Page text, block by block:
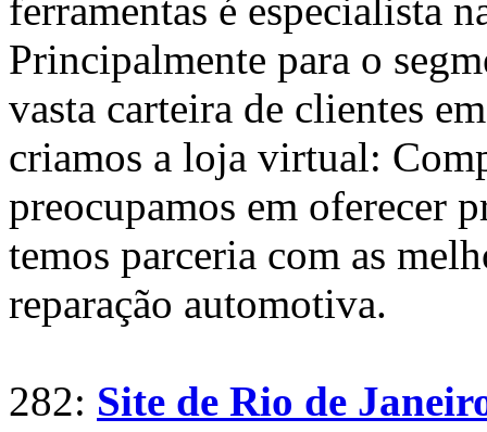
ferramentas é especialista
Principalmente para o
vasta carteira de clientes
criamos a loja virtual:
preocupamos em oferecer
temos parceria com as
reparação automotiva.
282: Site de Rio de